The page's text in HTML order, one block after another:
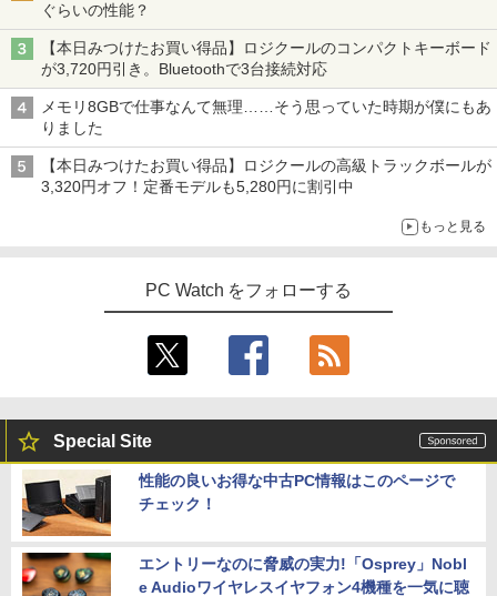
3
【全品最大2500円OFFクーポン】【贅沢
な性能を手の届く価格でCorei5 CPU+Off
ice2019 H&B】 富士通 LIFEBOOK A577
第7世代 Core i5 メモリ 4GB/8GB/16GB
SSD128GB/256GB/512GB/1TB DVD テ
PC中古ノートパソコン 中古パソコン 15.
6インチ
月間ベストプライス 中古ノートパソコン
第10世代 Core i3 Windows11 メモリ8G
に最適 無線LAN Wi-Fi搭載 Bluetooth対
応 Webカメラ内蔵 ZOOM対応 富士通 A
5
HD対応WUXGA/ 第8世代CoreM3-8100
Y/ 8GB/ 爆速NVMe 128GB-SSD/ カメラ/
HM-NX3 NE156FHM-NX5 対応 144Hz 4
0ピン 1920x1080 FullHD IPS LED LCD
液晶ディスプレイ 修理交換用液晶パネル
￥11,800
IOデータ 3辺フレームレス＆広視野角A
ルHD(1920×1080) /ワイド］ ブラック
￥15,980
BenQ 27型液晶ディスプレイ アイケアG
4
【全巻】 ワンパンマン 1-37巻セット
（ジャンプコミックス） [ ONE ]
￥18,876
信じていた仲間達にダンジョン奥地で殺
されかけたがギフト『無限ガチャ』でレ
ぁ！』します！【電子書籍】
￥792
ぐらいの性能？
【本日みつけたお買い得品】ロジクールのコンパクトキーボード
が3,720円引き。Bluetoothで3台接続対応
メモリ8GBで仕事なんて無理……そう思っていた時期が僕にもあ
りました
【本日みつけたお買い得品】ロジクールの高級トラックボールが
3,320円オフ！定番モデルも5,280円に割引中
もっと見る
PC Watch をフォローする
Special Site
性能の良いお得な中古PC情報はこのページで
チェック！
エントリーなのに脅威の実力!「Osprey」Nobl
e Audioワイヤレスイヤフォン4機種を一気に聴